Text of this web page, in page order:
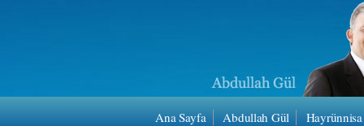
Ana Sayfa Abdullah Gül